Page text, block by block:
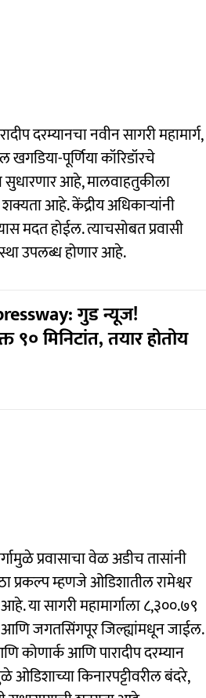
दरम्यानचा नवीन सागरी महामार्ग,
खगडिया-पूर्णिया कॉरिडॉरचे
आहे, मालवाहतुकीला
आहे. केंद्रीय अधिकाऱ्यांनी
मदत होईल. त्याचसोबत प्रवासी
उपलब्ध होणार आहे.
गुड न्यूज!
मिनिटांत, तयार होतोय
प्रवासाचा वेळ अडीच तासांनी
प्रकल्प म्हणजे ओडिशातील रामेश्वर
या सागरी महामार्गाला ८,३००.७९
आणि जगतसिंगपूर जिल्ह्यांमधून जाईल.
कोणार्क आणि पारादीप दरम्यान
ओडिशाच्या किनारपट्टीवरील बंदरे,